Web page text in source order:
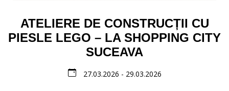
ATELIERE DE CONSTRUCȚII CU
PIESLE LEGO – LA SHOPPING CITY
SUCEAVA
27.03.2026 - 29.03.2026